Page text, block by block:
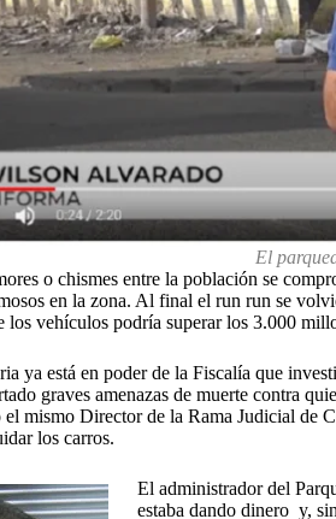
El
o chismes entre la población se
en la zona. Al final el run run se
vehículos podría superar los 3.000
ya está en poder de la Fiscalía que
graves amenazas de muerte contra
mismo Director de la Rama Judicial de
los carros.
El administrador del
estaba dando dinero y,